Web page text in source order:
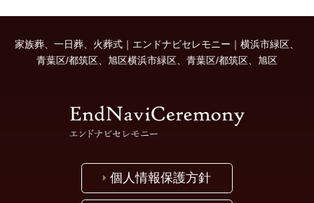
家族葬、一日葬、火葬式｜エンドナビセレモニー｜横浜市緑区、
青葉区/都筑区、旭区横浜市緑区、青葉区/都筑区、旭区
個人情報保護方針